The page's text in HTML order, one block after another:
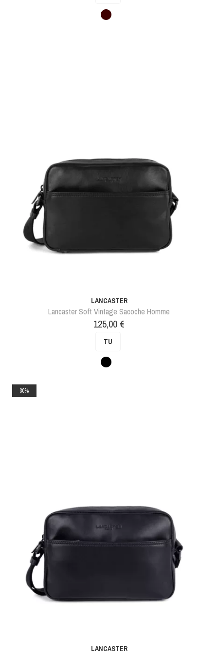
Marron
LANCASTER
Lancaster Soft Vintage Sacoche Homme
Prix
125,00 €
TU
Noir
LANCASTER
-30%